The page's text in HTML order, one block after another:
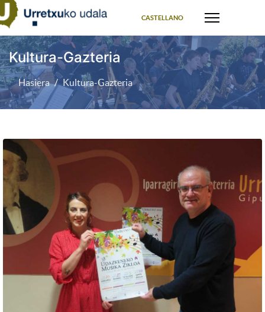
CASTELLANO
Kultura-Gazteria
Hasiera Kultura-Gazteria